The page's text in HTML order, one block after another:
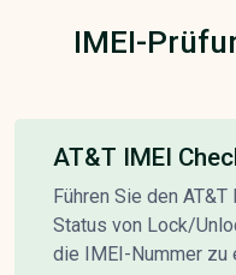
IMEI-
AT&T IMEI
Führen Sie den
Status von Lock/
die IMEI-Nummer zu